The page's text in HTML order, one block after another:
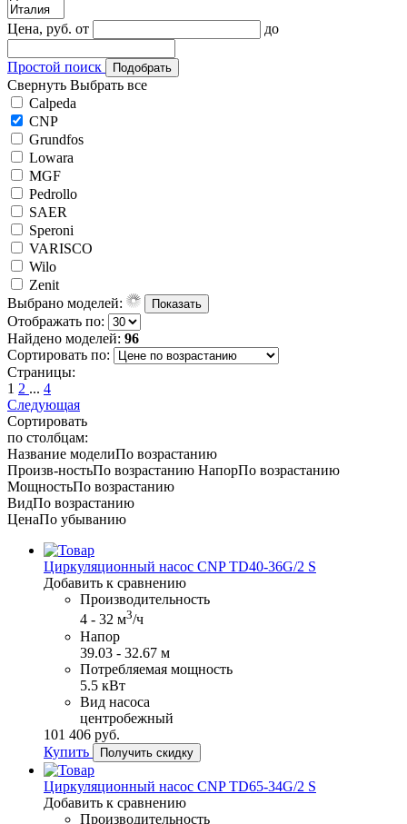
Цена, руб. от до
Простой поиск Подобрать
Свернуть Выбрать все
Calpeda
CNP
Grundfos
Lowara
MGF
Pedrollo
SAER
Speroni
VARISCO
Wilo
Zenit
Выбрано моделей:
Показать
Отображать по:
Найдено моделей: 96
Сортировать по:
Страницы:
1 2 ... 4
Следующая
Сортировать
по столбцам:
Название моделиПо возрастанию
Произв-ностьПо воз­растанию НапорПо воз­растанию
МощностьПо воз­растанию
ВидПо воз­растанию
ЦенаПо убыванию
Циркуляционный насос CNP TD40-36G/2 S
Добавить к сравнению
Производительность
4 - 32 м3/ч
Напор
39.03 - 32.67 м
Потребляемая мощность
5.5 кВт
Вид насоса
центробежный
101​ 406 руб.
Купить
Получить скидку
Циркуляционный насос CNP TD65-34G/2 S
Добавить к сравнению
Производительность